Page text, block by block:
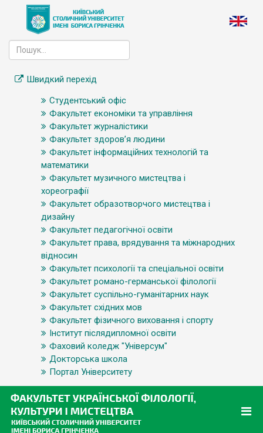
Швидкий перехід
Студентський офіс
Факультет економіки та управління
Факультет журналістики
Факультет здоров’я людини
Факультет інформаційних технологій та
математики
Факультет музичного мистецтва і
хореографії
Факультет образотворчого мистецтва і
дизайну
Факультет педагогічної освіти
Факультет права, врядування та міжнародних
відносин
Факультет психології та спеціальної освіти
Факультет романо-германської філології
Факультет суспільно-гуманітарних наук
Факультет східних мов
Факультет фізичного виховання і спорту
Інститут післядипломної освіти
Фаховий коледж "Універсум"
Докторська школа
Портал Університету